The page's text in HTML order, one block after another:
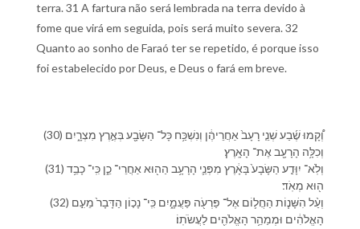
terra. 31 A fartura não será lembrada na terra devido à
fome que virá em seguida, pois será muito severa. 32
Quanto ao sonho de Faraó ter se repetido, é porque isso
foi estabelecido por Deus, e Deus o fará em breve.
(30) וְ֠⁠קָמוּ שֶׁ֜בַע שְׁנֵ֤י רָעָב֙ אַחֲרֵי⁠הֶ֔ן וְ⁠נִשְׁכַּ֥ח כָּל־ הַ⁠שָּׂבָ֖ע בְּ⁠אֶ֣רֶץ מִצְרָ֑יִם
וְ⁠כִלָּ֥ה הָ⁠רָעָ֖ב אֶת־ הָ⁠אָֽרֶץ׃
(31) וְ⁠לֹֽא־ יִוָּדַ֤ע הַ⁠שָּׂבָע֙ בָּ⁠אָ֔רֶץ מִ⁠פְּנֵ֛י הָ⁠רָעָ֥ב הַ⁠ה֖וּא אַחֲרֵי־ כֵ֑ן כִּֽי־ כָבֵ֥ד
ה֖וּא מְאֹֽד׃
(32) וְ⁠עַ֨ל הִשָּׁנ֧וֹת הַ⁠חֲל֛וֹם אֶל־ פַּרְעֹ֖ה פַּעֲמָ֑יִם כִּֽי־ נָכ֤וֹן הַ⁠דָּבָר֙ מֵ⁠עִ֣ם
הָ⁠אֱלֹהִ֔ים וּ⁠מְמַהֵ֥ר הָ⁠אֱלֹהִ֖ים לַ⁠עֲשֹׂתֽ⁠וֹ׃